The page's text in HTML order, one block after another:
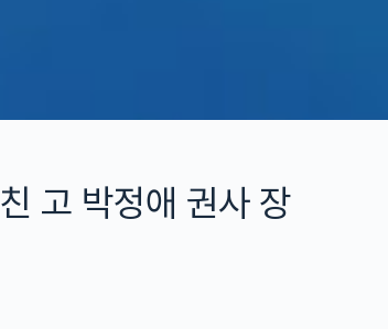
고 박정애 권사 장